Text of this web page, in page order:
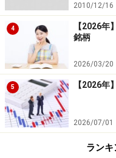
ます。週足チャートで
ャートであれば9カ月
ます。一般的には、日
線、週足チャートの
移動平均乖離率を利用
移動平均線乖離率の数
下にマイナスで表示さ
買われすぎ、反対に
2010/12/16
4
【2026年
銘柄
2026/03/20
5 【2026年
2026/07/01
ラン